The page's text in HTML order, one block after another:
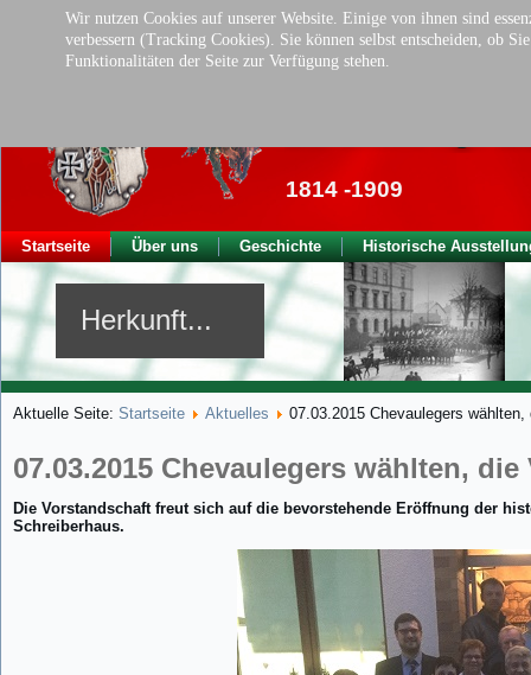
1814 -1909
Startseite Über uns Geschichte Historische
Herkunft...
Aktuelle Seite: Startseite Aktuelles 07.03.2015 Chevaulegers
07.03.2015 Chevaulegers wählten,
Die Vorstandschaft freut sich auf die bevorstehende Eröffnung der
Schreiberhaus.
Wir nutzen Cookies auf unserer Website. Einige von ihnen sind
verbessern (Tracking Cookies). Sie können selbst entscheiden, ob
Funktionalitäten der Seite zur Verfügung stehen.